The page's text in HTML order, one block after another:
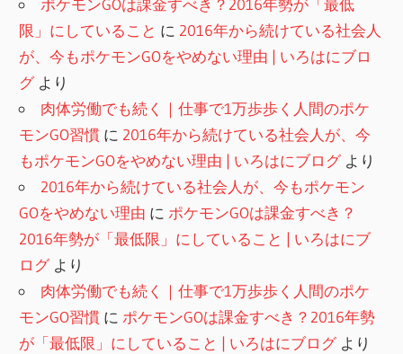
ポケモンGOは課金すべき？2016年勢が「最低
限」にしていること に 2016年から続けている社会人
が、今もポケモンGOをやめない理由 | いろはにブロ
グより
肉体労働でも続く｜仕事で1万歩歩く人間のポケ
モンGO習慣 に 2016年から続けている社会人が、今
もポケモンGOをやめない理由 | いろはにブログより
2016年から続けている社会人が、今もポケモン
GOをやめない理由 に ポケモンGOは課金すべき？
2016年勢が「最低限」にしていること | いろはにブ
ログより
肉体労働でも続く｜仕事で1万歩歩く人間のポケ
モンGO習慣 に ポケモンGOは課金すべき？2016年勢
が「最低限」にしていること | いろはにブログより